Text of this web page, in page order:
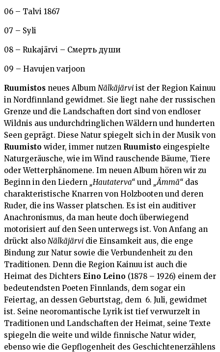
06 – Talvi 1867
07 – Syli
08 – Rukajärvi – Смерть души
09 – Havujen varjoon
Ruumistos neues Album Nälkäjärvi ist der Region Kainuu
in Nordfinnland gewidmet. Sie liegt nahe der russischen
Grenze und die Landschaften dort sind von endloser
Wildnis aus undurchdringlichen Wäldern und hunderten
Seen geprägt. Diese Natur spiegelt sich in der Musik von
Ruumisto wider, immer nutzen Ruumisto eingespielte
Naturgeräusche, wie im Wind rauschende Bäume, Tiere
oder Wetterphänomene. Im neuen Album hören wir zu
Beginn in den Liedern „Hautaterva“ und „Ämmä“ das
charakteristische Knarren von Holzbooten und deren
Ruder, die ins Wasser platschen. Es ist ein auditiver
Anachronismus, da man heute doch überwiegend
motorisiert auf den Seen unterwegs ist. Von Anfang an
drückt also Nälkäjärvi die Einsamkeit aus, die enge
Bindung zur Natur sowie die Verbundenheit zu den
Traditionen. Denn die Region Kainuu ist auch die
Heimat des Dichters Eino Leino (1878 – 1926) einem der
bedeutendsten Poeten Finnlands, dem sogar ein
Feiertag, an dessen Geburtstag, dem 6. Juli, gewidmet
ist. Seine neoromantische Lyrik ist tief verwurzelt in
Traditionen und Landschaften der Heimat, seine Texte
spiegeln die weite und wilde finnische Natur wider,
ebenso wie die Gepflogenheit des Geschichtenerzählens